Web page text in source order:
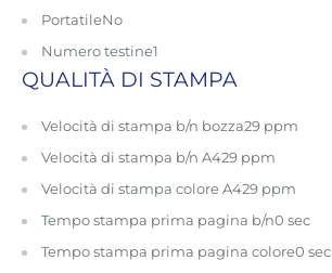
PortatileNo
Numero testine1
QUALITÀ DI STAMPA
Velocità di stampa b/n bozza29 ppm
Velocità di stampa b/n A429 ppm
Velocità di stampa colore A429 ppm
Tempo stampa prima pagina b/n0 sec
Tempo stampa prima pagina colore0 sec